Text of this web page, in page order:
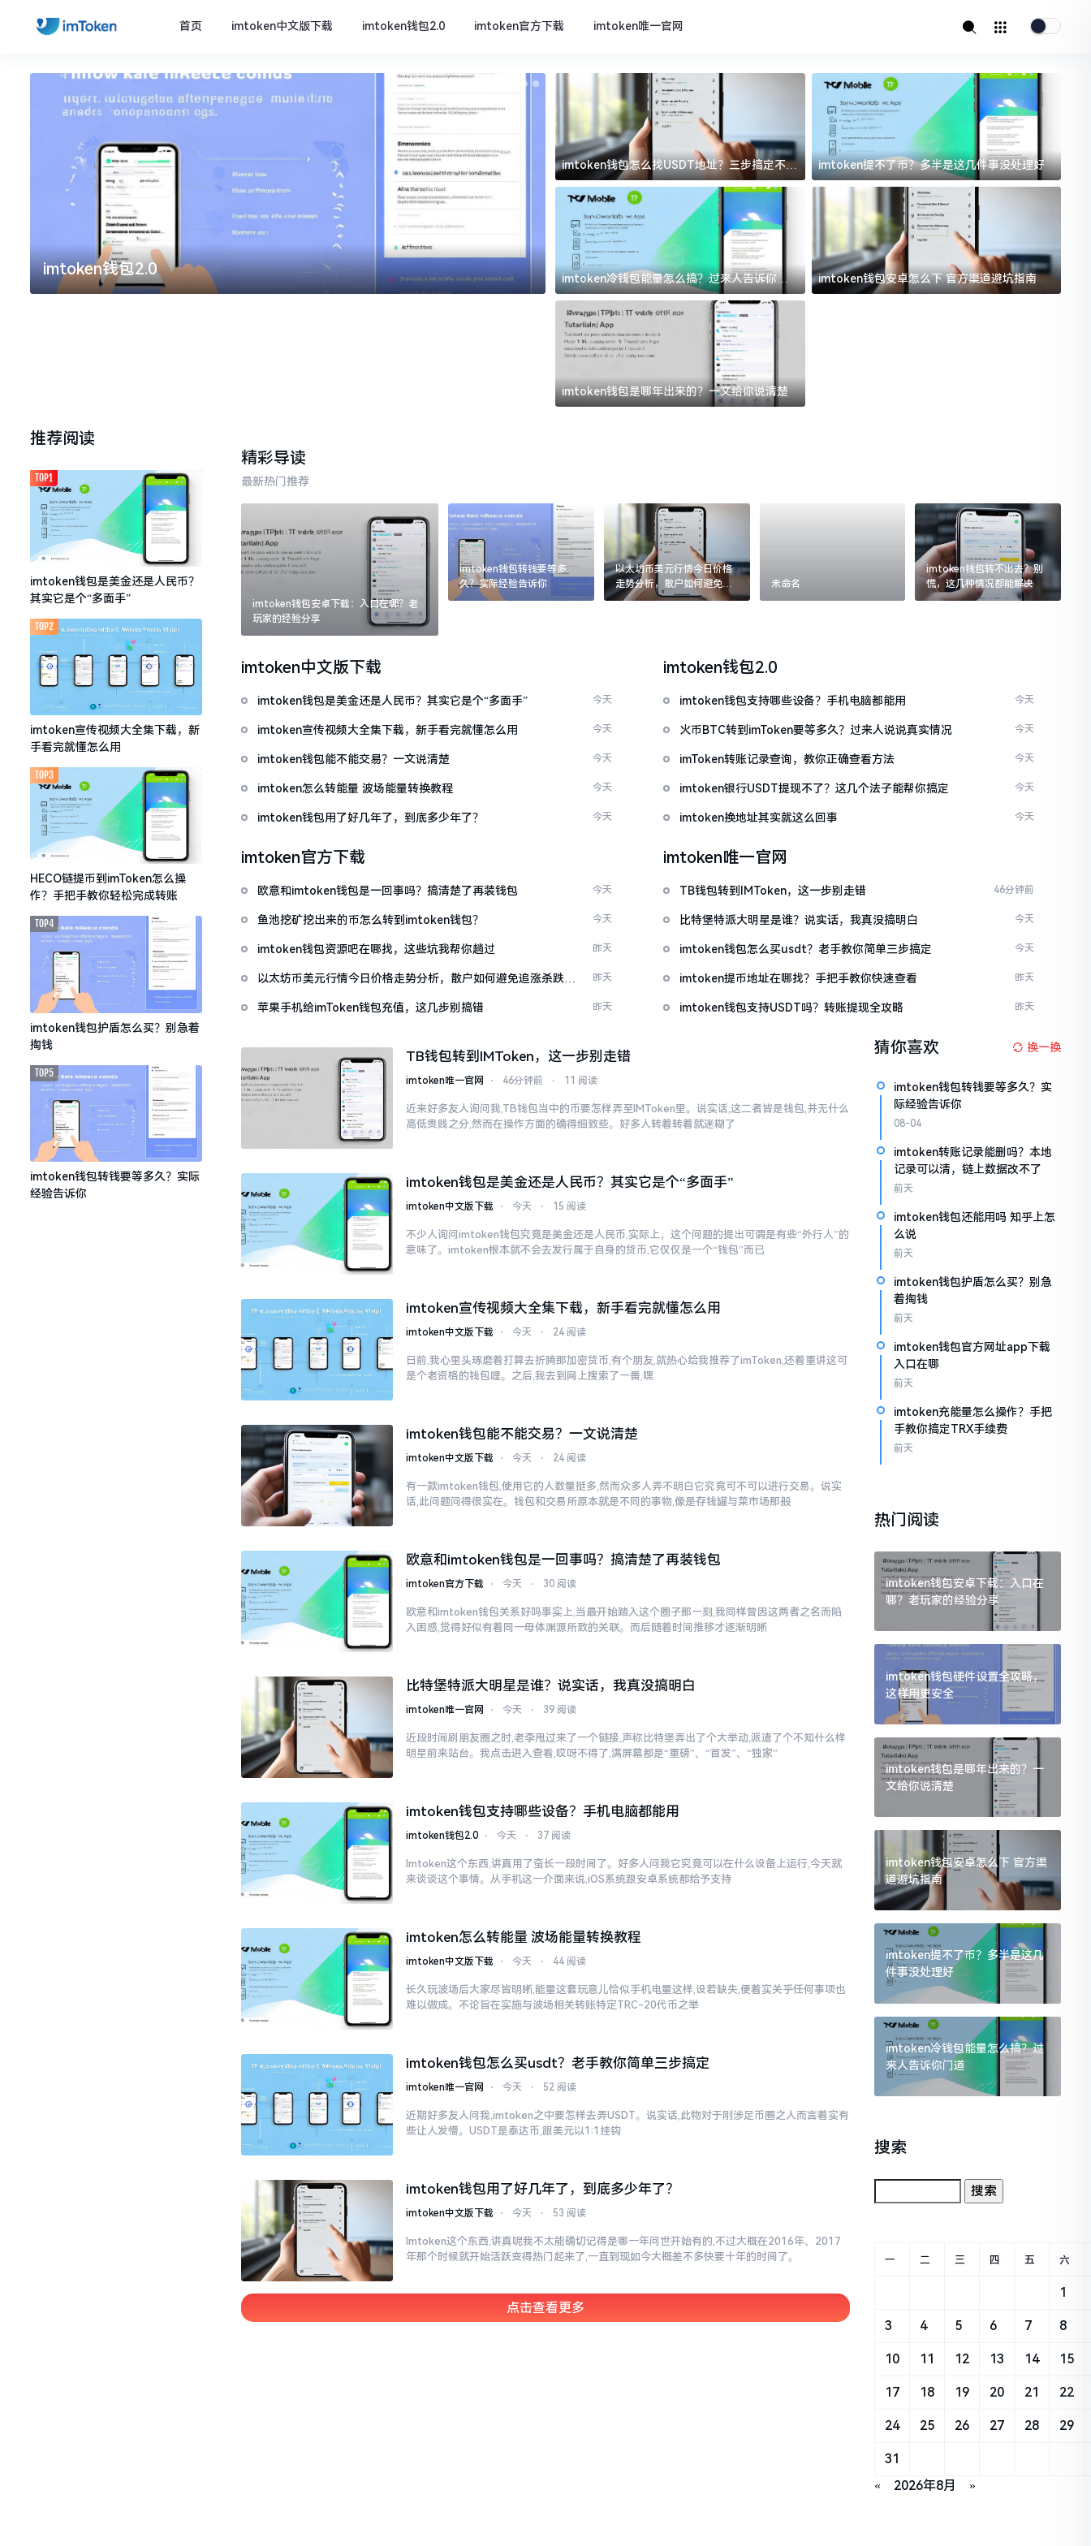
首页 imtoken中文版下载 imtoken钱包2.0 imtoken官方下载 imtoken唯一官网
imtoken钱包2.0 imtoken官方下载
imtoken钱包怎么找USDT地址？三步搞定不踩
坑
imtoken提不了币？多半是这几件事没处理好
imtoken冷钱包能量怎么搞？过来人告诉你门
道
imtoken钱包安卓怎么下 官方渠道避坑指南
imtoken钱包是哪年出来的？一文给你说清楚
推荐阅读
imtoken钱包是美金还是人民币？
其实它是个“多面手”
TOP1
imtoken宣传视频大全集下载，新
手看完就懂怎么用
TOP2
HECO链提币到imToken怎么操
作？手把手教你轻松完成转账
TOP3
imtoken钱包护盾怎么买？别急着
掏钱
TOP4
imtoken钱包转钱要等多久？实际
经验告诉你
TOP5
精彩导读
最新热门推荐
imtoken钱包安卓下载：入口在哪？老
玩家的经验分享
imtoken钱包转钱要等多
久？实际经验告诉你
以太坊币美元行情今日价格
走势分析，散户如何避免追
涨杀跌被套牢
未命名
imtoken钱包转不出去？别
慌，这几种情况都能解决
imtoken中文版下载
imtoken钱包是美金还是人民币？其实它是个“多面手” 今天
imtoken宣传视频大全集下载，新手看完就懂怎么用 今天
imtoken钱包能不能交易？一文说清楚 今天
imtoken怎么转能量 波场能量转换教程 今天
imtoken钱包用了好几年了，到底多少年了？ 今天
imtoken钱包2.0
imtoken钱包支持哪些设备？手机电脑都能用 今天
火币BTC转到imToken要等多久？过来人说说真实情况 今天
imToken转账记录查询，教你正确查看方法 今天
imtoken银行USDT提现不了？这几个法子能帮你搞定 今天
imtoken换地址其实就这么回事 今天
imtoken官方下载
欧意和imtoken钱包是一回事吗？搞清楚了再装钱包 今天
鱼池挖矿挖出来的币怎么转到imtoken钱包？ 今天
imtoken钱包资源吧在哪找，这些坑我帮你趟过 昨天
以太坊币美元行情今日价格走势分析，散户如何避免追涨杀跌被
昨天
苹果手机给imToken钱包充值，这几步别搞错 昨天
imtoken唯一官网
TB钱包转到IMToken，这一步别走错 46分钟前
比特堡特派大明星是谁？说实话，我真没搞明白 今天
imtoken钱包怎么买usdt？老手教你简单三步搞定 今天
imtoken提币地址在哪找？手把手教你快速查看 昨天
imtoken钱包支持USDT吗？转账提现全攻略 昨天
TB钱包转到IMToken，这一步别走错
imtoken唯一官网 ⋅ 46分钟前 ⋅ 11 阅读
近来好多友人询问我,TB钱包当中的币要怎样弄至IMToken里。说实话,这二者皆是钱包,并无什么
高低贵贱之分,然而在操作方面的确得细致些。好多人转着转着就迷糊了
imtoken钱包是美金还是人民币？其实它是个“多面手”
imtoken中文版下载 ⋅ 今天 ⋅ 15 阅读
不少人询问imtoken钱包究竟是美金还是人民币,实际上，这个问题的提出可谓是有些“外行人”的
意味了。imtoken根本就不会去发行属于自身的货币,它仅仅是一个“钱包”而已
imtoken宣传视频大全集下载，新手看完就懂怎么用
imtoken中文版下载 ⋅ 今天 ⋅ 24 阅读
日前,我心里头琢磨着打算去折腾那加密货币,有个朋友,就热心给我推荐了imToken,还着重讲这可
是个老资格的钱包哩。之后,我去到网上搜索了一番,嘿
imtoken钱包能不能交易？一文说清楚
imtoken中文版下载 ⋅ 今天 ⋅ 24 阅读
有一款imtoken钱包,使用它的人数量挺多,然而众多人弄不明白它究竟可不可以进行交易。说实
话,此问题问得很实在。钱包和交易所原本就是不同的事物,像是存钱罐与菜市场那般
欧意和imtoken钱包是一回事吗？搞清楚了再装钱包
imtoken官方下载 ⋅ 今天 ⋅ 30 阅读
欧意和imtoken钱包关系好吗事实上,当最开始踏入这个圈子那一刻,我同样曾因这两者之名而陷
入困惑,觉得好似有着同一母体渊源所致的关联。而后随着时间推移才逐渐明晰
比特堡特派大明星是谁？说实话，我真没搞明白
imtoken唯一官网 ⋅ 今天 ⋅ 39 阅读
近段时间刷朋友圈之时,老李甩过来了一个链接,声称比特堡弄出了个大举动,派遣了个不知什么样
明星前来站台。我点击进入查看,哎呀不得了,满屏幕都是“重磅”、“首发”、“独家”
imtoken钱包支持哪些设备？手机电脑都能用
imtoken钱包2.0 ⋅ 今天 ⋅ 37 阅读
Imtoken这个东西,讲真用了蛮长一段时间了。好多人问我它究竟可以在什么设备上运行,今天就
来谈谈这个事情。从手机这一介面来说,iOS系统跟安卓系统都给予支持
imtoken怎么转能量 波场能量转换教程
imtoken中文版下载 ⋅ 今天 ⋅ 44 阅读
长久玩波场后大家尽皆明晰,能量这套玩意儿恰似手机电量这样,设若缺失,便着实关乎任何事项也
难以做成。不论旨在实施与波场相关转账特定TRC-20代币之举
imtoken钱包怎么买usdt？老手教你简单三步搞定
imtoken唯一官网 ⋅ 今天 ⋅ 52 阅读
近期好多友人问我,imtoken之中要怎样去弄USDT。说实话,此物对于刚涉足币圈之人而言着实有
些让人发懵。USDT是泰达币,跟美元以1:1挂钩
imtoken钱包用了好几年了，到底多少年了？
imtoken中文版下载 ⋅ 今天 ⋅ 53 阅读
Imtoken这个东西,讲真呢我不太能确切记得是哪一年问世开始有的,不过大概在2016年、2017
年那个时候就开始活跃变得热门起来了,一直到现如今大概差不多快要十年的时间了。
点击查看更多
猜你喜欢 换一换
imtoken钱包转钱要等多久？实
际经验告诉你
08-04
imtoken转账记录能删吗？本地
记录可以清，链上数据改不了
前天
imtoken钱包还能用吗 知乎上怎
么说
前天
imtoken钱包护盾怎么买？别急
着掏钱
前天
imtoken钱包官方网址app下载
入口在哪
前天
imtoken充能量怎么操作？手把
手教你搞定TRX手续费
前天
热门阅读
imtoken钱包安卓下载：入口在
哪？老玩家的经验分享
imtoken钱包硬件设置全攻略，
这样用更安全
imtoken钱包是哪年出来的？一
文给你说清楚
imtoken钱包安卓怎么下 官方渠
道避坑指南
imtoken提不了币？多半是这几
件事没处理好
imtoken冷钱包能量怎么搞？过
来人告诉你门道
搜索
« 2026年8月 »
一 二 三 四 五 六
1
3 4 5 6 7 8
10 11 12 13 14 15
17 18 19 20 21 22
24 25 26 27 28 29
31